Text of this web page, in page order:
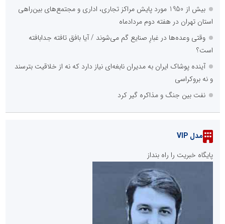
بیش از 1950 مورد پایش مراکز تجاری، اداری و مجتمع‌های بین‌راهی
استان تهران در هفته دوم مردادماه
وقتی وعده‌ها در غبارِ صنایع گم می‌شوند / آیا بافق تافته جدابافته
است؟
آینده پوشاک ایران به مدیران نابغه‌ای نیاز دارد که نه از خلاقیت بترسند
و نه بروکراسی
نفت بین جنگ و مذاکره گیر کرد
مدل VIP
پایگاه خبریت را راه بنداز